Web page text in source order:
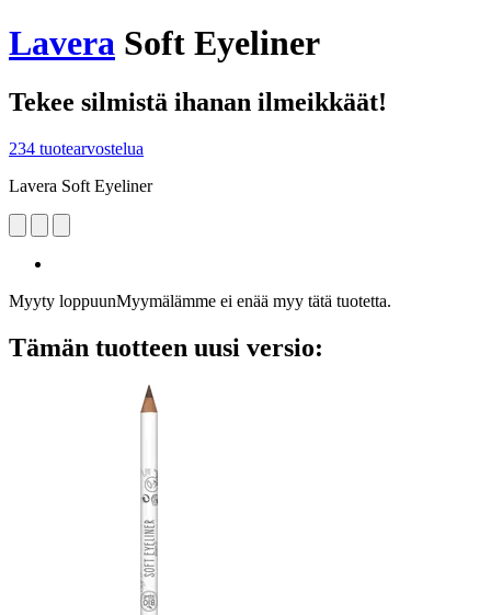
Lavera Soft Eyeliner
Tekee silmistä ihanan ilmeikkäät!
234 tuotearvostelua
Lavera Soft Eyeliner
Myyty loppuunMyymälämme ei enää myy tätä tuotetta.
Tämän tuotteen uusi versio: